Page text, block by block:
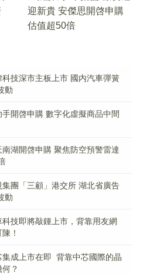
迎新貴 安傑思開啓申購
估值超50倍
技深市主板上市 國内汽車彈簧
動
開啓申購 數字化虛擬商品中間
湖開啓申購 聚焦防空預警雷達
團「三顧」港交所 湖北省廣告
動
技即將敲鍾上市，背靠用友網
！
集成上市在即 背靠中芯國際的晶
？